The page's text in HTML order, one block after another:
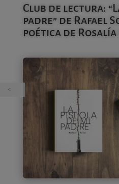
Club de lectura:
padre” de Rafael
poética de